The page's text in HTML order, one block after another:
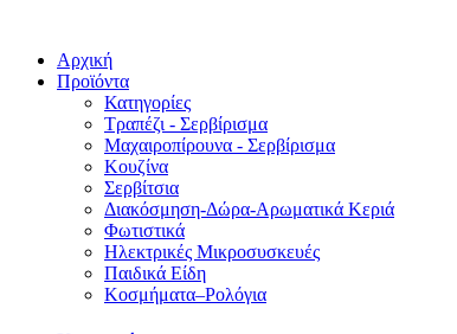
Αρχική
Προϊόντα
Κατηγορίες
Τραπέζι - Σερβίρισμα
Μαχαιροπίρουνα - Σερβίρισμα
Κουζίνα
Σερβίτσια
Διακόσμηση-Δώρα-Αρωματικά Κεριά
Φωτιστικά
Ηλεκτρικές Μικροσυσκευές
Παιδικά Είδη
Κοσμήματα–Ρολόγια